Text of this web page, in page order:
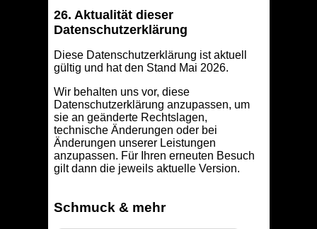
26. Aktualität dieser
Datenschutzerklärung
Diese Datenschutzerklärung ist aktuell
gültig und hat den Stand Mai 2026.
Wir behalten uns vor, diese
Datenschutzerklärung anzupassen, um
sie an geänderte Rechtslagen,
technische Änderungen oder bei
Änderungen unserer Leistungen
anzupassen. Für Ihren erneuten Besuch
gilt dann die jeweils aktuelle Version.
Schmuck & mehr